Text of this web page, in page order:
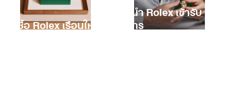
การซื้อ Rolex เรือนใหม่
การนำ Rolex เข้ารับ
บริการ